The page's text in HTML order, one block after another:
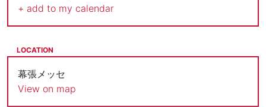
+ add to my calendar
LOCATION
幕張メッセ
View on map